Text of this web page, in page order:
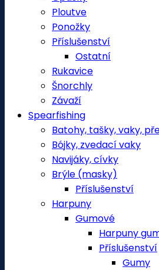
Ploutve
Ponožky
Příslušenství
Ostatní
Rukavice
Šnorchly
Závaží
Spearfishing
Batohy, tašky, vaky,
Bójky, zvedací vaky
Navijáky, cívky
Brýle (masky)
Příslušenství
Harpuny
Gumové
Harpuny
Příslušenství
Gumy